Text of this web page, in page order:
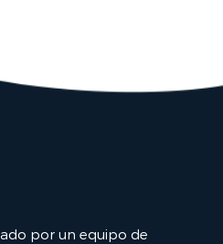
por un equipo de